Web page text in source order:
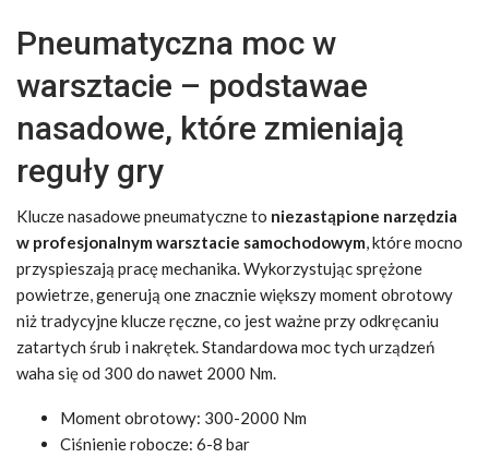
Pneumatyczna moc w
warsztacie – podstawae
nasadowe, które zmieniają
reguły gry
Klucze nasadowe pneumatyczne to niezastąpione narzędzia
w profesjonalnym warsztacie samochodowym, które mocno
przyspieszają pracę mechanika. Wykorzystując sprężone
powietrze, generują one znacznie większy moment obrotowy
niż tradycyjne klucze ręczne, co jest ważne przy odkręcaniu
zatartych śrub i nakrętek. Standardowa moc tych urządzeń
waha się od 300 do nawet 2000 Nm.
Moment obrotowy: 300-2000 Nm
Ciśnienie robocze: 6-8 bar